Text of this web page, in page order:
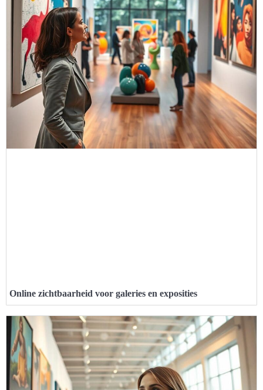
Online zichtbaarheid voor galeries en exposities